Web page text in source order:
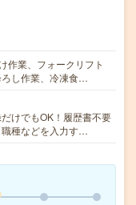
業、フォークリフト
ろし作業、冷凍食…
けでもOK！履歴書不要
種などを入力す…